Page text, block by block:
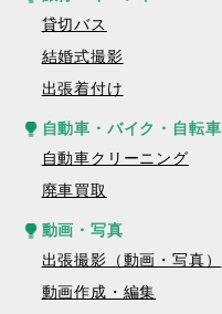
貸切バス
結婚式撮影
出張着付け
自動車・バイク・自転車
自動車クリーニング
廃車買取
動画・写真
出張撮影（動画・写真）
動画作成・編集